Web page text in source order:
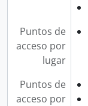
Puntos de
acceso por
lugar
Puntos de
acceso por